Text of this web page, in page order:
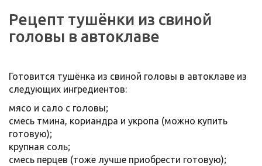
Рецепт тушёнки из свиной
головы в автоклаве
Готовится тушёнка из свиной головы в автоклаве из
следующих ингредиентов:
мясо и сало с головы;
смесь тмина, кориандра и укропа (можно купить
готовую);
крупная соль;
смесь перцев (тоже лучше приобрести готовую);